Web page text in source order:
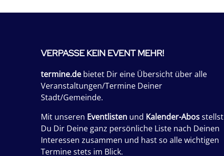
VERPASSE KEIN EVENT MEHR!
termine.de bietet Dir eine Übersicht über alle
Veranstaltungen/Termine Deiner
Stadt/Gemeinde.
Mit unseren Eventlisten und Kalender-Abosstellst
Du Dir Deine ganz persönliche Liste nach Deinen
Interessen zusammen und hast so alle wichtigen
Termine stets im Blick.